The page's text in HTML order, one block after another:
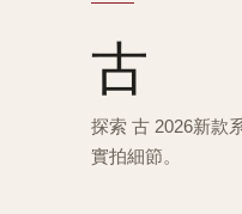
古
探索 古 2026新款
實拍細節。